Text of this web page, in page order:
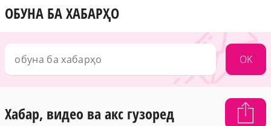
ОБУНА БА ХАБАРҲО
OK
Хабар, видео ва акс гузоред